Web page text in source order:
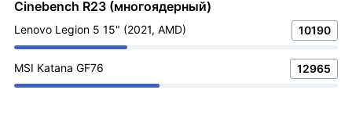
Cinebench R23 (многоядерный)
Lenovo Legion 5 15" (2021, AMD) 10190
MSI Katana GF76 12965